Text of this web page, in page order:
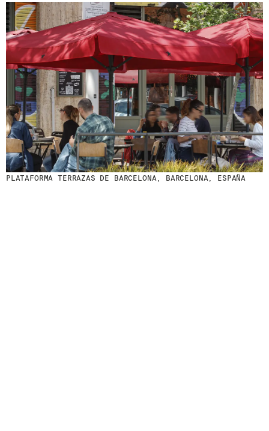
PLATAFORMA TERRAZAS DE BARCELONA, BARCELONA, ESPAÑA